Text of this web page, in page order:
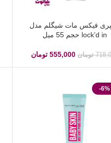
فیکس مات شیگلم مدل
lock’d in حجم 55 میل
تومان 555,000 تومان
-6%